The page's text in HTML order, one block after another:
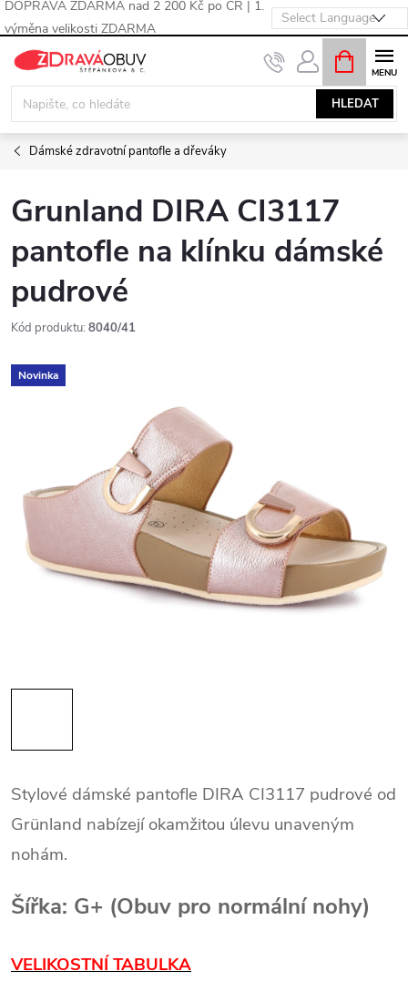
DOPRAVA ZDARMA nad 2 200 Kč po ČR | 1.
výměna velikosti ZDARMA
Přejít
obsah
HLEDAT
NÁKUPNÍ
KOŠÍK
Dámské zdravotní pantofle a dřeváky
Grunland DIRA CI3117
pantofle na klínku dámské
pudrové
Kód produktu: 8040/41
Novinka
Stylové dámské pantofle DIRA CI3117 pudrové od
Grünland nabízejí okamžitou úlevu unaveným
nohám.
Šířka: G+ (Obuv pro normální nohy)
VELIKOSTNÍ TABULKA